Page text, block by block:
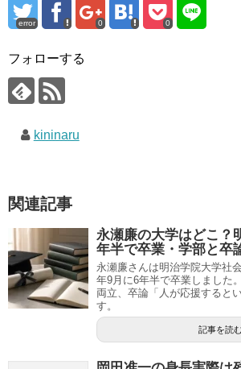
error 0 0
フォローする
kininaru
関連記事
永瀬廉の大学はどこ？
年半で卒業・学部と卒
永瀬廉さんは明治学院大学社
年9月に6年半で卒業しました
両立、卒論「人が応援すると
す。
記事を読